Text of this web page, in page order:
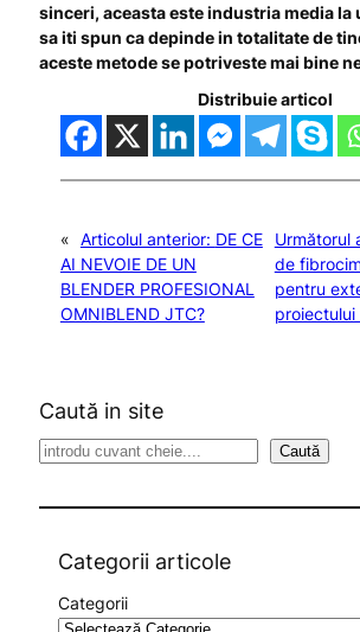
sinceri, aceasta este industria media la
sa iti spun ca depinde in totalitate de
aceste metode se potriveste mai bine
Distribuie articol
« Articolul anterior: DE CE
AI NEVOIE DE UN
BLENDER PROFESIONAL
OMNIBLEND JTC?
Următorul
de
pentru
proiectului
Caută in site
S
Caută
Categorii articole
Categorii